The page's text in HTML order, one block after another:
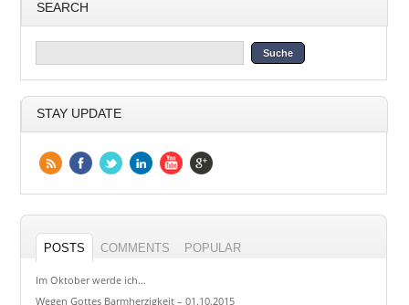
SEARCH
STAY UPDATE
POSTS COMMENTS POPULAR
Im Oktober werde ich…
Wegen Gottes Barmherzigkeit – 01.10.2015